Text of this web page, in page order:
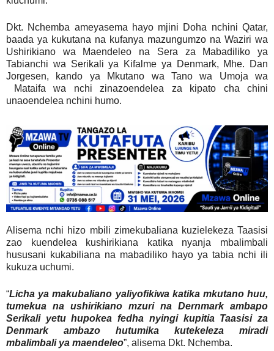
Dkt. Nchemba ameyasema hayo mjini Doha nchini Qatar,
baada ya kukutana na kufanya mazungumzo na Waziri wa
Ushirikiano wa Maendeleo na Sera za Mabadiliko ya
Tabianchi wa Serikali ya Kifalme ya Denmark, Mhe. Dan
Jorgesen, kando ya Mkutano wa Tano wa Umoja wa
Mataifa wa nchi zinazoendelea za kipato cha chini
unaoendelea nchini humo.
Alisema nchi hizo mbili zimekubaliana kuzielekeza Taasisi
zao kuendelea kushirikiana katika nyanja mbalimbali
hususani kukabiliana na mabadiliko hayo ya tabia nchi ili
kukuza uchumi.
“Licha ya makubaliano yaliyofikiwa katika mkutano huu,
tumekua na ushirikiano mzuri na Dernmark ambapo
Serikali yetu hupokea fedha nyingi kupitia Taasisi za
Denmark ambazo hutumika kutekeleza miradi
mbalimbali ya maendeleo”, alisema Dkt. Nchemba.